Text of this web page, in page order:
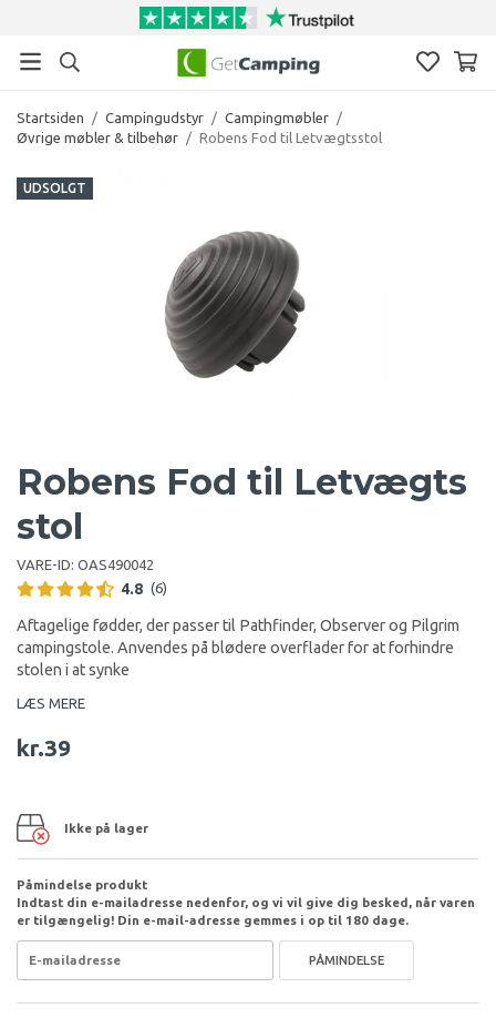
Startsiden / Campingudstyr / Campingmøbler /
Øvrige møbler & tilbehør / Robens Fod til Letvægtsstol
UDSOLGT
Robens Fod til Letvægts
stol
VARE-ID: OAS490042
4.8 (6)
Aftagelige fødder, der passer til Pathfinder, Observer og Pilgrim
campingstole. Anvendes på blødere overflader for at forhindre
stolen i at synke
LÆS MERE
kr.39
Ikke på lager
Påmindelse produkt
Indtast din e-mailadresse nedenfor, og vi vil give dig besked, når varen
er tilgængelig! Din e-mail-adresse gemmes i op til 180 dage.
PÅMINDELSE